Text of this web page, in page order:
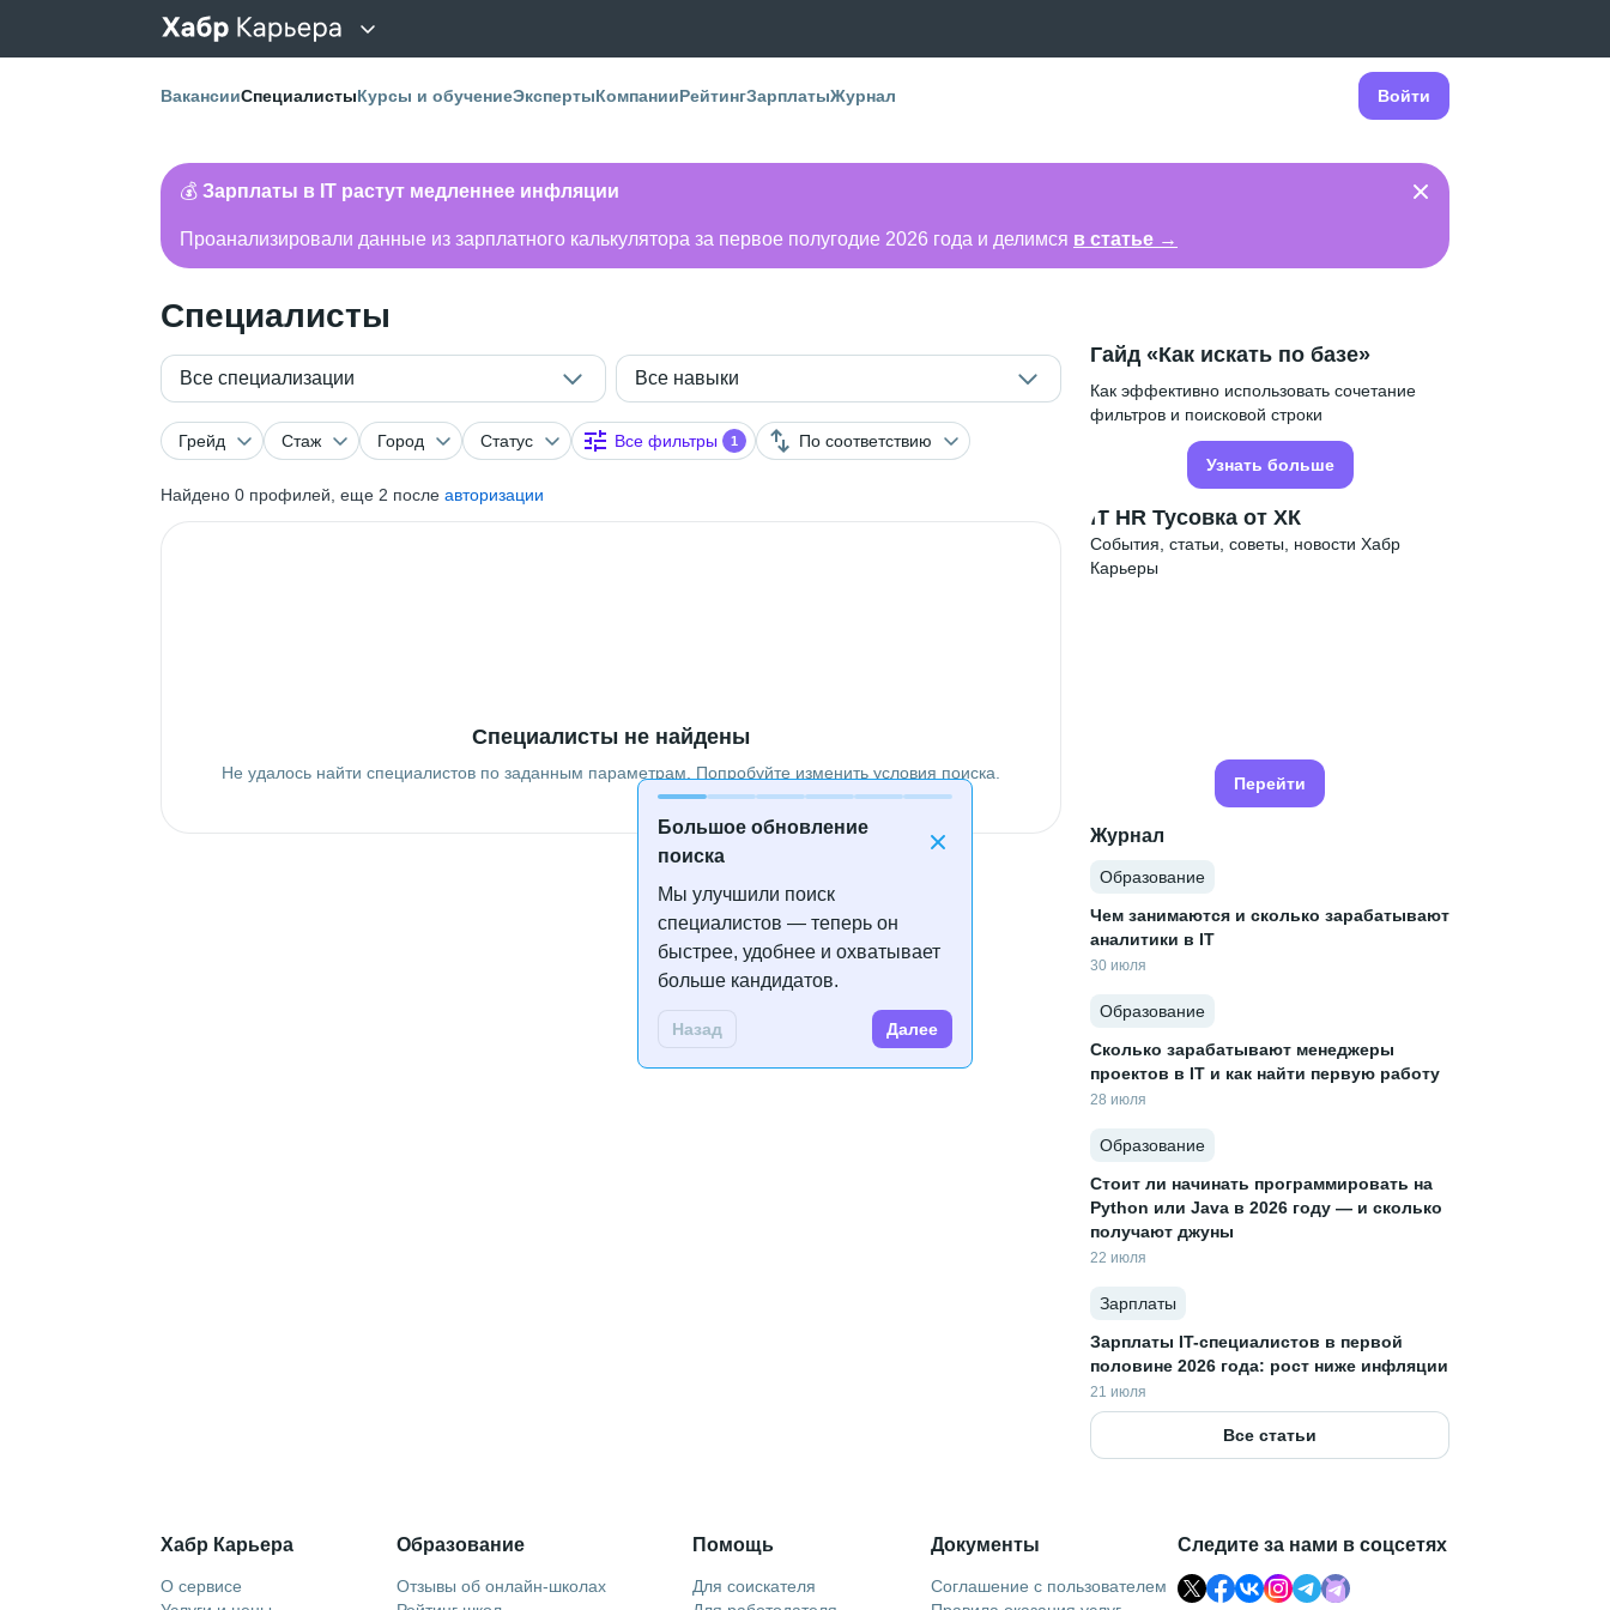
ВакансииСпециалистыКурсы и обучениеЭкспертыКомпанииРейтингЗарплатыЖурнал Войти
💰 Зарплаты в IT растут медленнее инфляции
Проанализировали данные из зарплатного калькулятора за первое полугодие 2026 года и делимся в статье →
Специалисты
Все специализации Все навыки
Грейд Стаж Город Статус Все фильтры 1 По соответствию
Найдено 0 профилей, еще 2 после авторизации
Большое обновление
поиска
Мы улучшили поиск
специалистов — теперь он
быстрее, удобнее и охватывает
больше кандидатов.
Назад Далее
Специалисты не найдены
Не удалось найти специалистов по заданным параметрам. Попробуйте изменить условия поиска.
Гайд «Как искать по базе»
Как эффективно использовать сочетание
фильтров и поисковой строки
Узнать больше
IT HR Тусовка от ХК
События, статьи, советы, новости Хабр
Карьеры
Перейти
Журнал
Образование
Чем занимаются и сколько зарабатывают
аналитики в IT
30 июля
Образование
Сколько зарабатывают менеджеры
проектов в IT и как найти первую работу
28 июля
Образование
Стоит ли начинать программировать на
Python или Java в 2026 году — и сколько
получают джуны
22 июля
Зарплаты
Зарплаты IT-специалистов в первой
половине 2026 года: рост ниже инфляции
21 июля
Все статьи
Хабр Карьера
О сервисе
Образование
Отзывы об онлайн-школах
Помощь
Для соискателя
Документы
Соглашение с пользователем
Следите за нами в соцсетях